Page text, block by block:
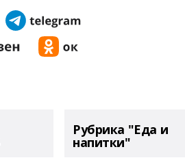
Рубрика "Еда и
напитки"